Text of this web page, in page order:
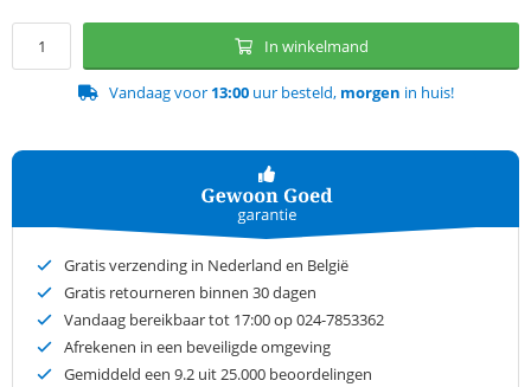
In winkelmand
Vandaag voor 13:00uur besteld, morgen in huis!
Gratis verzending in Nederland en België
Gratis retourneren binnen 30 dagen
Vandaag bereikbaar tot 17:00 op 024-7853362
Afrekenen in een beveiligde omgeving
Gemiddeld een 9.2 uit 25.000 beoordelingen